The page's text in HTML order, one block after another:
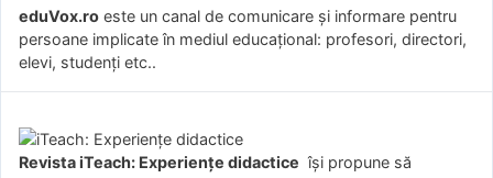
eduVox.ro este un canal de comunicare și informare pentru
persoane implicate în mediul educațional: profesori, directori,
elevi, studenți etc..
Revista iTeach: Experienţe didactice îşi propune să